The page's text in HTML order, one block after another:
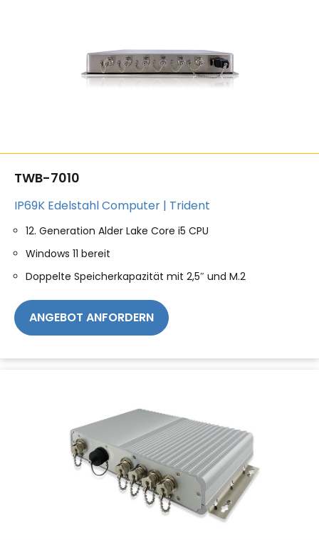
TWB-7010
IP69K Edelstahl Computer | Trident
12. Generation Alder Lake Core i5 CPU
Windows 11 bereit
Doppelte Speicherkapazität mit 2,5″ und M.2
ANGEBOT ANFORDERN